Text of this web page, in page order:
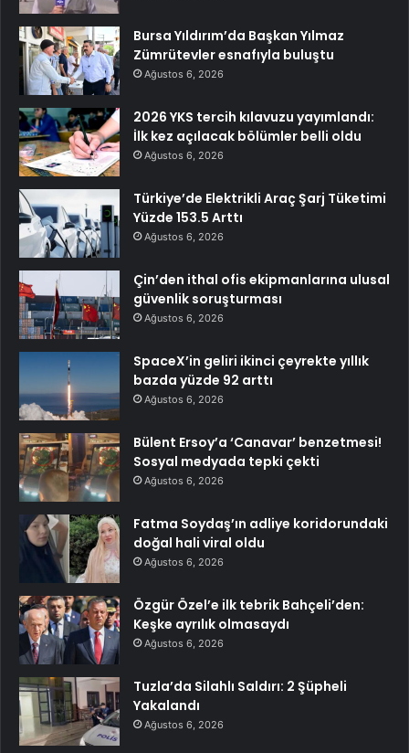
Bursa Yıldırım’da Başkan Yılmaz
Zümrütevler esnafıyla buluştu
Ağustos 6, 2026
2026 YKS tercih kılavuzu yayımlandı:
İlk kez açılacak bölümler belli oldu
Ağustos 6, 2026
Türkiye’de Elektrikli Araç Şarj Tüketimi
Yüzde 153.5 Arttı
Ağustos 6, 2026
Çin’den ithal ofis ekipmanlarına ulusal
güvenlik soruşturması
Ağustos 6, 2026
SpaceX’in geliri ikinci çeyrekte yıllık
bazda yüzde 92 arttı
Ağustos 6, 2026
Bülent Ersoy’a ‘Canavar’ benzetmesi!
Sosyal medyada tepki çekti
Ağustos 6, 2026
Fatma Soydaş’ın adliye koridorundaki
doğal hali viral oldu
Ağustos 6, 2026
Özgür Özel’e ilk tebrik Bahçeli’den:
Keşke ayrılık olmasaydı
Ağustos 6, 2026
Tuzla’da Silahlı Saldırı: 2 Şüpheli
Yakalandı
Ağustos 6, 2026